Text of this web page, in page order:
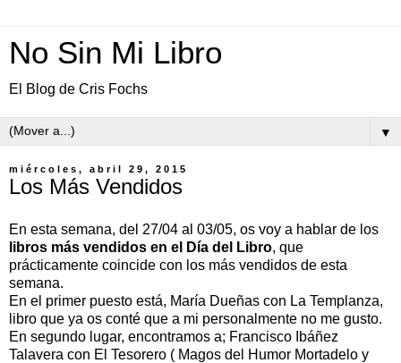
No Sin Mi Libro
El Blog de Cris Fochs
▼
miércoles, abril 29, 2015
Los Más Vendidos
En esta semana, del 27/04 al 03/05, os voy a hablar de los
libros más vendidos en el Día del Libro, que
prácticamente coincide con los más vendidos de esta
semana.
En el primer puesto está, María Dueñas con La Templanza,
libro que ya os conté que a mi personalmente no me gusto.
En segundo lugar, encontramos a; Francisco Ibáñez
Talavera con El Tesorero ( Magos del Humor Mortadelo y